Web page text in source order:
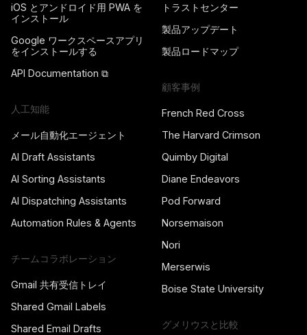
iOS とアンドロイド用 PWA を
インストール
Google ワークスペースアプリ
をインストールする
API Documentation ⧉
人工知能
メール自動化エージェント
AI Draft Assistants
AI Sorting Assistants
AI Dispatching Assistants
Automation Rules & Agents
チームコラボレーション
Gmail 共有受信トレイ
Shared Gmail Labels
Shared Email Drafts
トラストセンター
製品アップデート
製品ロードマップ
顧客事例
French Red Cross
The Harvard Crimson
Quimby Digital
Diane Endeavors
Pod Forward
Norsemaison
Nori
Merserwis
Boise State University
グメリウスと比較